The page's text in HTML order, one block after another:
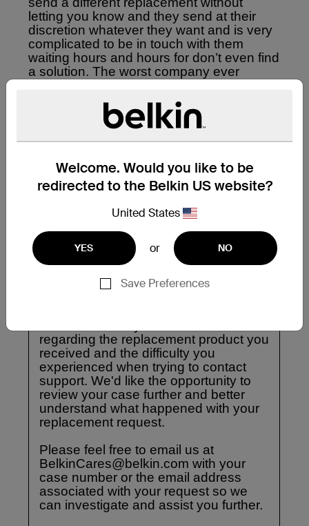
Welcome. Would you like to be
redirected to the Belkin US website?
United States
YES or NO
Save Preferences